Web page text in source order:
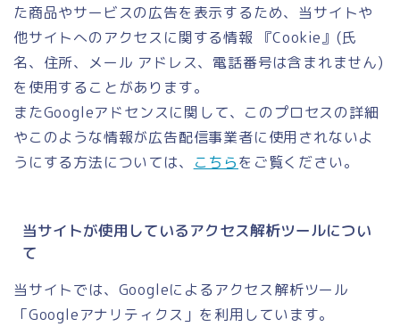
た商品やサービスの広告を表示するため、当サイトや
他サイトへのアクセスに関する情報 『Cookie』(氏
名、住所、メール アドレス、電話番号は含まれません)
を使用することがあります。
またGoogleアドセンスに関して、このプロセスの詳細
やこのような情報が広告配信事業者に使用されないよ
うにする方法については、
こちらをご覧ください。
当サイトが使用しているアクセス解析ツールについ
て
当サイトでは、Googleによるアクセス解析ツール
「Googleアナリティクス」を利用しています。